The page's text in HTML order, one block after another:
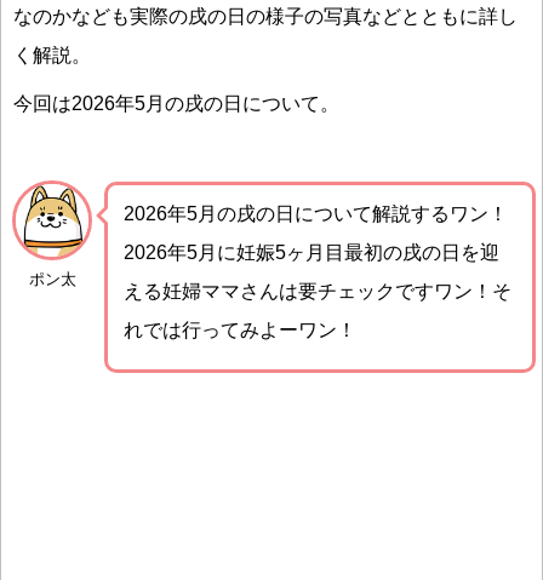
なのかなども実際の戌の日の様子の写真などとともに詳し
く解説。
今回は2026年5月の戌の日について。
ポン太
2026年5月の戌の日について解説するワン！
2026年5月に妊娠5ヶ月目最初の戌の日を迎
える妊婦ママさんは要チェックですワン！そ
れでは行ってみよーワン！